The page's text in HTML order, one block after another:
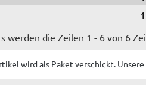
werden die Zeilen 1 - 6 von 6
wirdals Paket verschickt.